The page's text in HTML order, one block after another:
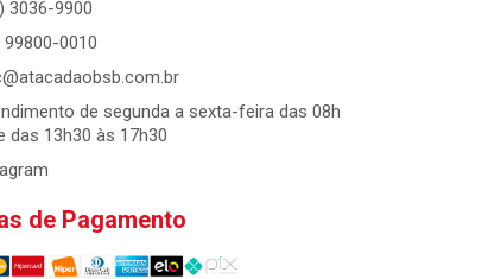
3036-9900
99800-0010
de segunda a sexta-feira das 08h
das 13h30 às 17h30
de Pagamento